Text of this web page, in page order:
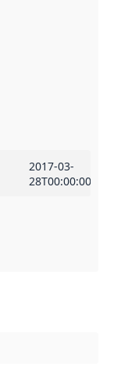
2017-03-
28T00:00:00Z